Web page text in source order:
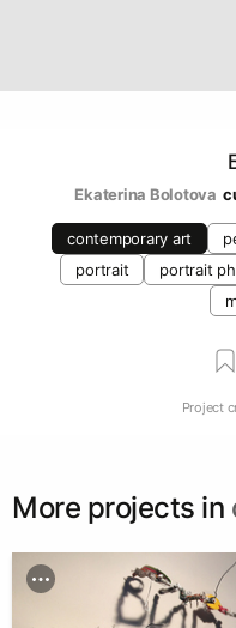
Ekaterina Bolotova
contemporary art
portrait
portrait
Project
More projects in